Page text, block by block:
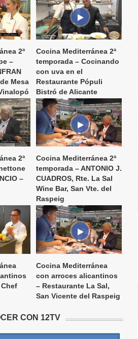
2ª
–
Mesa
Cocina Mediterránea 2ª
temporada – Cocinando
con uva en el
Restaurante Pópuli
Bistró de Alicante
2ª
–
Cocina Mediterránea 2ª
temporada – ANTONIO J.
CUADROS, Rte. La Sal
Wine Bar, San Vte. del
Raspeig
Chef
Cocina Mediterránea
con arroces alicantinos
– Restaurante La Sal,
San Vicente del Raspeig
CON 12TV